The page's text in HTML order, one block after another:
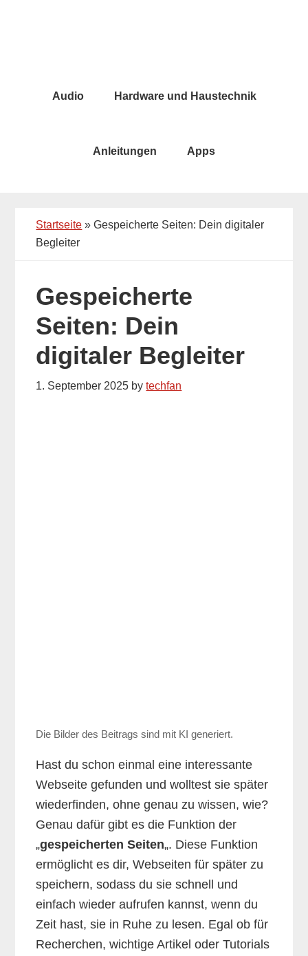
Audio Hardware und Haustechnik
Anleitungen Apps
Startseite »Gespeicherte Seiten: Dein digitaler
Begleiter
Gespeicherte
Seiten: Dein
digitaler Begleiter
1. September 2025 bytechfan
Die Bilder des Beitrags sind mit KI generiert.
Hast du schon einmal eine interessante
Webseite gefunden und wolltest sie später
wiederfinden, ohne genau zu wissen, wie?
Genau dafür gibt es die Funktion der
„gespeicherten Seiten„. Diese Funktion
ermöglicht es dir, Webseiten für später zu
speichern, sodass du sie schnell und
einfach wieder aufrufen kannst, wenn du
Zeit hast, sie in Ruhe zu lesen. Egal ob für
Recherchen, wichtige Artikel oder Tutorials